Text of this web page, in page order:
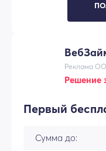
Реклама
Решение
Первый
Сумма до: